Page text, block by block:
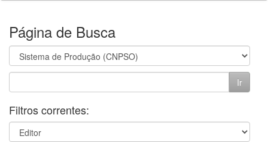
Página de Busca
Filtros correntes: